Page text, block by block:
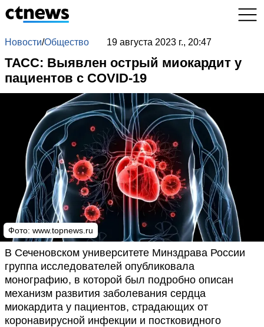
Новости/Общество 19 августа 2023 г., 20:47
ТАСС: Выявлен острый миокардит у
пациентов с COVID-19
Фото: www.topnews.ru
В Сеченовском университете Минздрава России
группа исследователей опубликовала
монографию, в которой был подробно описан
механизм развития заболевания сердца
миокардита у пациентов, страдающих от
коронавирусной инфекции и постковидного